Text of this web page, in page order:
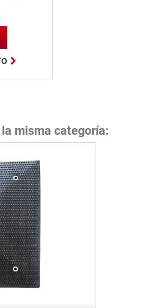
misma categoría: